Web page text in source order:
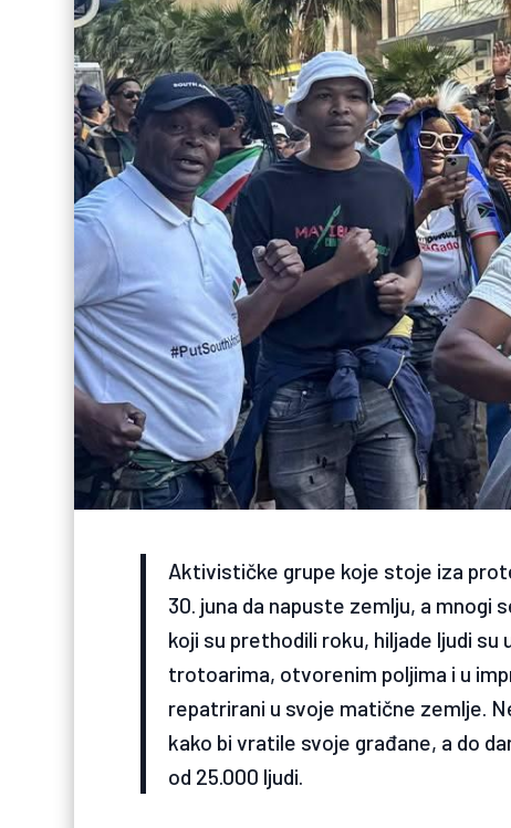
Aktivističke grupe koje stoje iza
30. juna da napuste zemlju, a mnogi
koji su prethodili roku, hiljade ljudi
trotoarima, otvorenim poljima i u
repatrirani u svoje matične zemlje.
kako bi vratile svoje građane, a do
od 25.000 ljudi.